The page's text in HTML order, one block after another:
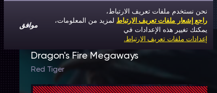
Dragon's Fire Megaways
Red Tiger
نحن نستخدم ملفات تعريف الارتباط،
راجع إشعار ملفات تعريف الارتباط لمزيد من المعلومات،
يمكنك تغيير هذه الإعدادات في
إعدادات ملفات تعريف الارتباط.
موافق